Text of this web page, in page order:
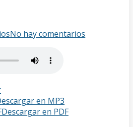
No hay comentarios
en MP3
Descargar en PDF